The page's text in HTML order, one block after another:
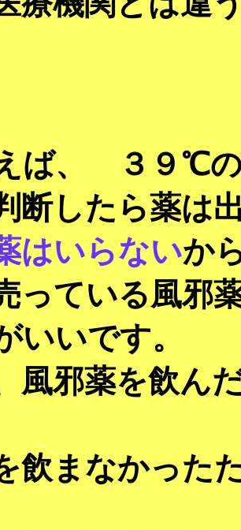
ば、 ３９℃の
断したら薬は
はいらないか
っている風邪
いいです。
風邪薬を飲ん
飲まなかった